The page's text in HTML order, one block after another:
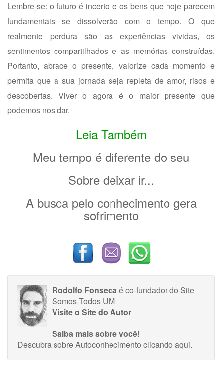
Lembre-se: o futuro é incerto e os bens que hoje parecem
fundamentais se dissolverão com o tempo. O que
realmente perdura são as experiências vividas, os
sentimentos compartilhados e as memórias construídas.
Portanto, abrace o presente, valorize cada momento e
permita que a sua jornada seja repleta de amor, risos e
descobertas. Viver o agora é o maior presente que
podemos nos dar.
Leia Também
Meu tempo é diferente do seu
Sobre deixar ir...
A busca pelo conhecimento gera
sofrimento
Rodolfo Fonsecaé co-fundador do Site
Somos Todos UM
Visite o Site do Autor
Saiba mais sobre você!
Descubra sobre Autoconhecimento clicando aqui.